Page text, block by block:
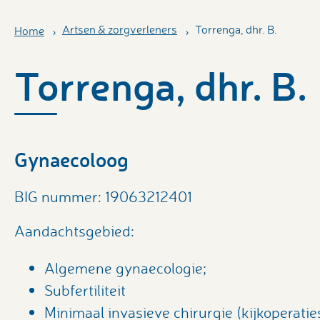
Home Artsen & zorgverleners Torrenga, dhr. B.
Torrenga, dhr. B.
Gynaecoloog
BIG nummer: 19063212401
Aandachtsgebied:
Algemene gynaecologie;
Subfertiliteit
Minimaal invasieve chirurgie